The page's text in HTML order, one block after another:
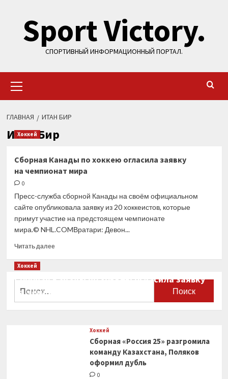
содержимому
Sport Victory.
СПОРТИВНЫЙ ИНФОРМАЦИОННЫЙ ПОРТАЛ.
меню
ГЛАВНАЯ ИТАН БИР
Итан Бир
Хоккей
Сборная Канады по хоккею огласила заявку
на чемпионат мира
0
Пресс-служба сборной Канады на своём официальном
сайте опубликовала заявку из 20 хоккеистов, которые
примут участие на предстоящем чемпионате
мира.© NHL.COMВратари: Девон...
Читать далееПрочитать
огласила
Хоккей
Сборная Канады по хоккею огласила заявку
на чемпионат мира
Хоккей
Сборная «Россия 25» разгромила
команду Казахстана, Поляков
оформил дубль
0